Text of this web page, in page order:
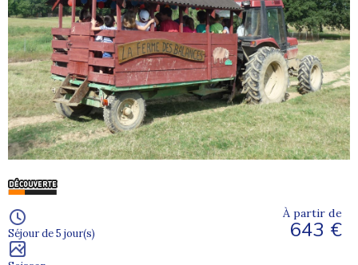
Séjour de 5 jour(s)
À partir de
643 €